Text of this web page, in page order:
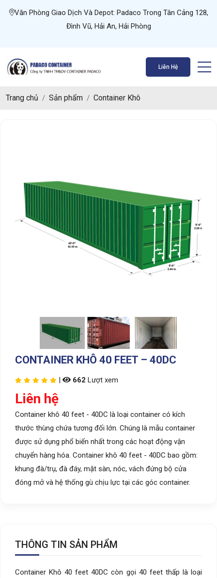
Văn Phòng Giao Dịch Và Depot: Padaco Trong Tân Cảng 128,
Đình Vũ, Hải An, Hải Phòng
Liên Hệ
Trang chủ Sản phẩm Container Khô
CONTAINER KHÔ 40 FEET – 40DC
| 662 Lượt xem
Liên hệ
Container khô 40 feet - 40DC là loại container có kích
thước thùng chứa tương đối lớn. Chúng là mẫu container
được sử dụng phổ biến nhất trong các hoạt động vận
chuyển hàng hóa. Container khô 40 feet - 40DC bao gồm:
khung đà/trụ, đà đáy, mặt sàn, nóc, vách đứng bộ cửa
đóng mở và hệ thống gù chịu lực tại các góc container.
THÔNG TIN SẢN PHẨM
Container Khô 40 feet 40DC còn gọi 40 feet thấp là loại